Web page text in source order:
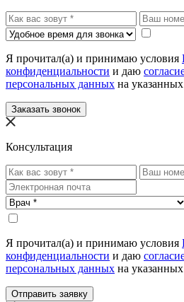
Я прочитал(а) и принимаю условия
конфиденциальности и даю
персональных данных на
Заказать звонок
Консультация
Я прочитал(а) и принимаю условия
конфиденциальности и даю
персональных данных на
Отправить заявку